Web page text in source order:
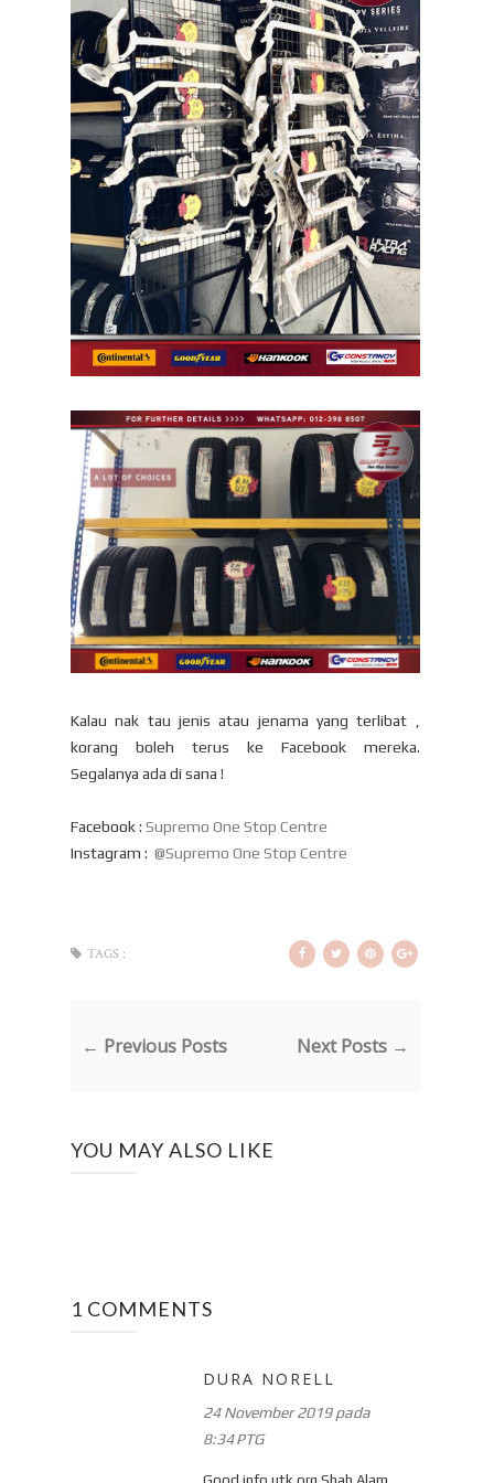
Kalau nak tau jenis atau jenama yang terlibat ,
korang boleh terus ke Facebook mereka.
Segalanya ada di sana !
Facebook : Supremo One Stop Centre
Instagram : @Supremo One Stop Centre
TAGS :
← Previous Posts Next Posts →
YOU MAY ALSO LIKE
1 COMMENTS
DURA NORELL
24 November 2019 pada
8:34 PTG